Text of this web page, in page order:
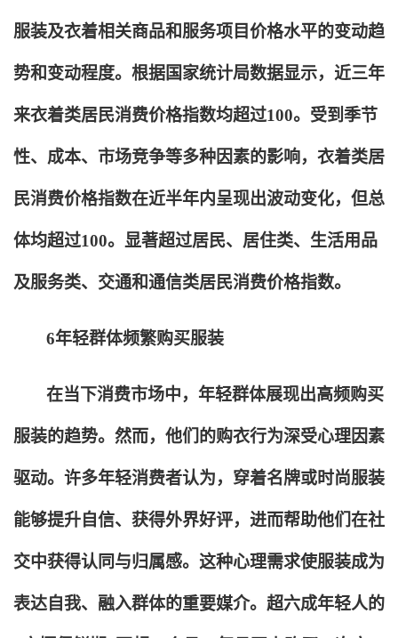
服装及衣着相关商品和服务项目价格水平的变动趋
势和变动程度。根据国家统计局数据显示，近三年
来衣着类居民消费价格指数均超过100。受到季节
性、成本、市场竞争等多种因素的影响，衣着类居
民消费价格指数在近半年内呈现出波动变化，但总
体均超过100。显著超过居民、居住类、生活用品
及服务类、交通和通信类居民消费价格指数。
6年轻群体频繁购买服装
在当下消费市场中，年轻群体展现出高频购买
服装的趋势。然而，他们的购衣行为深受心理因素
驱动。许多年轻消费者认为，穿着名牌或时尚服装
能够提升自信、获得外界好评，进而帮助他们在社
交中获得认同与归属感。这种心理需求使服装成为
表达自我、融入群体的重要媒介。超六成年轻人的